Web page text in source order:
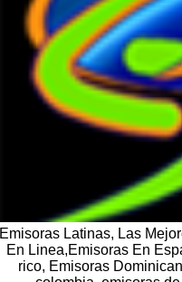
Emisoras Latinas, Las
En Linea,Emisoras En
rico, Emisoras